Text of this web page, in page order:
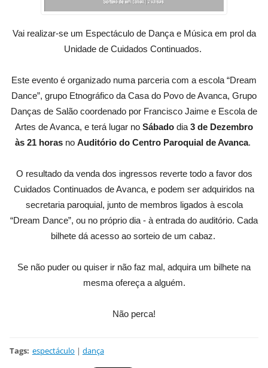
Vai realizar-se um Espectáculo de Dança e Música em prol da
Unidade de Cuidados Continuados.
Este evento é organizado numa parceria com a escola “Dream
Dance”, grupo Etnográfico da Casa do Povo de Avanca, Grupo
Danças de Salão coordenado por Francisco Jaime e Escola de
Artes de Avanca, e terá lugar no Sábado dia 3 de Dezembro
às 21 horas no Auditório do Centro Paroquial de Avanca.
O resultado da venda dos ingressos reverte todo a favor dos
Cuidados Continuados de Avanca, e podem ser adquiridos na
secretaria paroquial, junto de membros ligados à escola
“Dream Dance”, ou no próprio dia - à entrada do auditório. Cada
bilhete dá acesso ao sorteio de um cabaz.
Se não puder ou quiser ir não faz mal, adquira um bilhete na
mesma ofereça a alguém.
Não perca!
Tags: espectáculo | dança